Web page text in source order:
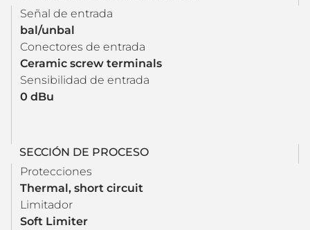
Señal de entrada
bal/unbal
Conectores de entrada
Ceramic screw terminals
Sensibilidad de entrada
0 dBu
SECCIÓN DE PROCESO
Protecciones
Thermal, short circuit
Limitador
Soft Limiter